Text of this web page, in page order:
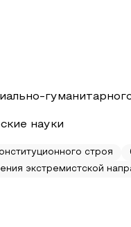
науки
строя
экстремистской